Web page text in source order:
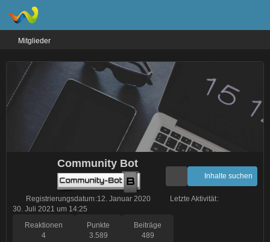
Mitglieder
Community Bot
Reaktionen
4
Punkte
3.589
Beiträge
489
Inhalte suchen
Registrierungsdatum 12. Januar 2020
Letzte Aktivität
30. Juli 2021 um 14:25